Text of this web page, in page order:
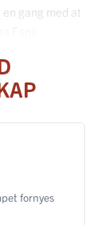
gang med at
fornyes